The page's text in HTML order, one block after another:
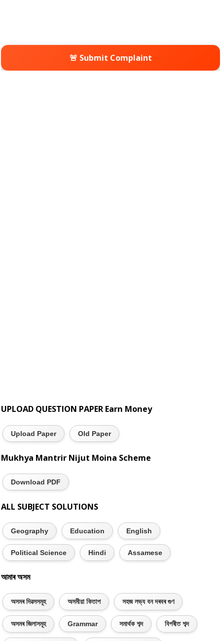
🚨 Submit Complaint
UPLOAD QUESTION PAPER Earn Money
Upload Paper Old Paper
Mukhya Mantrir Nijut Moina Scheme
Download PDF
ALL SUBJECT SOLUTIONS
Geography Education English
Political Science Hindi Assamese
আমাৰ অসম
অসমৰ দিৱসসমূহ অসমীয়া কিতাপ সহজ লভ্য বন দৰবৰ গুণ
অসমৰ জিলাসমূহ Grammar সমাৰ্থক শব্দ বিপৰীত শব্দ